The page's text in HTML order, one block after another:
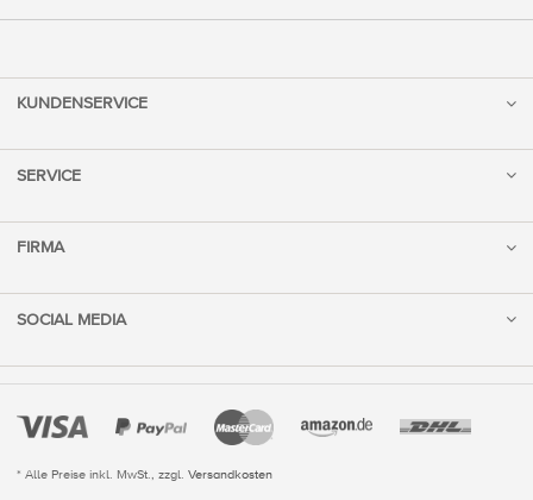
KUNDENSERVICE
SERVICE
FIRMA
SOCIAL MEDIA
* Alle Preise inkl. MwSt., zzgl. Versandkosten